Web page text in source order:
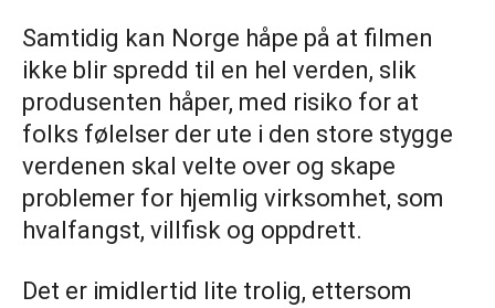
Samtidig kan Norge håpe på at filmen
ikke blir spredd til en hel verden, slik
produsenten håper, med risiko for at
folks følelser der ute i den store stygge
verdenen skal velte over og skape
problemer for hjemlig virksomhet, som
hvalfangst, villfisk og oppdrett.
Det er imidlertid lite trolig, ettersom